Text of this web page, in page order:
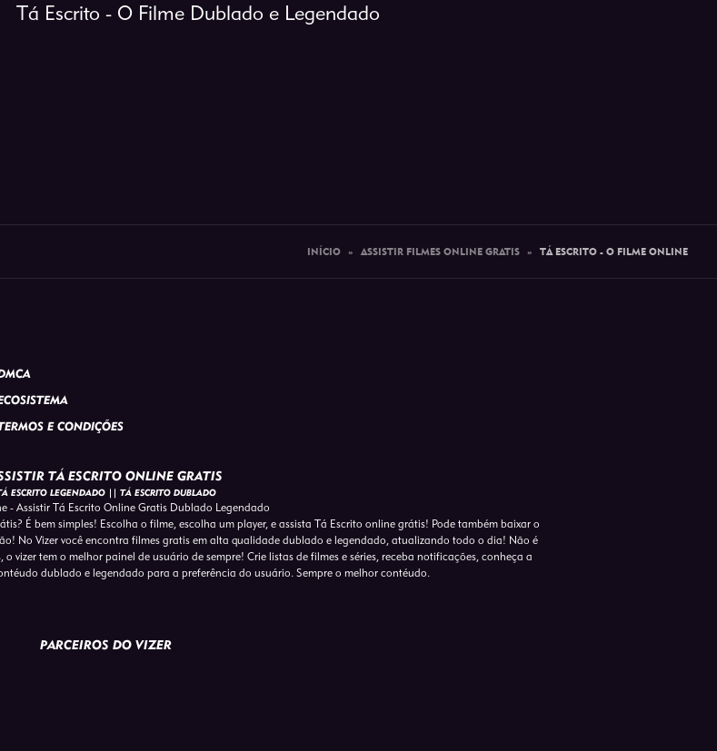
Tá Escrito - O Filme Dublado e Legendado
INÍCIO » ASSISTIR FILMES ONLINE GRATIS » TÁ ESCRITO - O FILME ONLINE
E CONDIÇÕES
TÁ ESCRITO ONLINE GRATIS
ESCRITO LEGENDADO || TÁ ESCRITO DUBLADO
- Assistir Tá Escrito Online Gratis Dublado Legendado
É bem simples! Escolha o filme, escolha um player, e assista Tá Escrito online grátis! Pode também baixar o
No Vizer você encontra filmes gratis em alta qualidade dublado e legendado, atualizando todo o dia! Não é
vizer tem o melhor painel de usuário de sempre! Crie listas de filmes e séries, receba notificações, conheça a
dublado e legendado para a preferência do usuário. Sempre o melhor contéudo.
PARCEIROS DO VIZER